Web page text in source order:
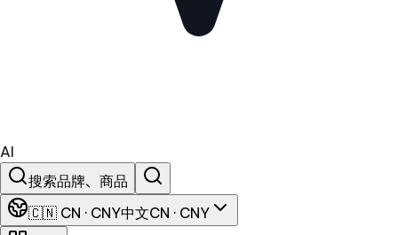
AI
搜索品牌、商品
🇨🇳 CN · CNY中文CN · CNY